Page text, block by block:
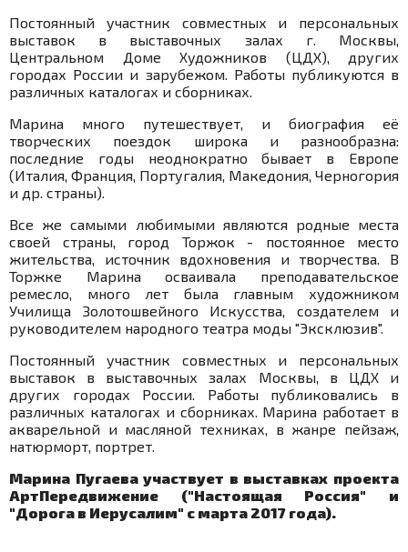
Постоянный участник совместных и персональных
выставок в выставочных залах г. Москвы,
Центральном Доме Художников (ЦДХ), других
городах России и зарубежом. Работы публикуются в
различных каталогах и сборниках.
Марина много путешествует, и биография её
творческих поездок широка и разнообразна:
последние годы неоднократно бывает в Европе
(Италия, Франция, Португалия, Македония, Черногория
и др. страны).
Все же самыми любимыми являются родные места
своей страны, город Торжок - постоянное место
жительства, источник вдохновения и творчества. В
Торжке Марина осваивала преподавательское
ремесло, много лет была главным художником
Училища Золотошвейного Искусства, создателем и
руководителем народного театра моды "Эксклюзив".
Постоянный участник совместных и персональных
выставок в выставочных залах Москвы, в ЦДХ и
других городах России. Работы публиковались в
различных каталогах и сборниках. Марина работает в
акварельной и масляной техниках, в жанре пейзаж,
натюрморт, портрет.
Марина Пугаева участвует в выставках проекта
АртПередвижение ("Настоящая Россия" и
"Дорога в Иерусалим" с марта 2017 года).